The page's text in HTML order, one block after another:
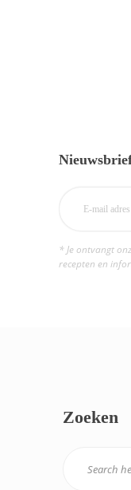
* Je ontvangt
recepten en
Zoeken